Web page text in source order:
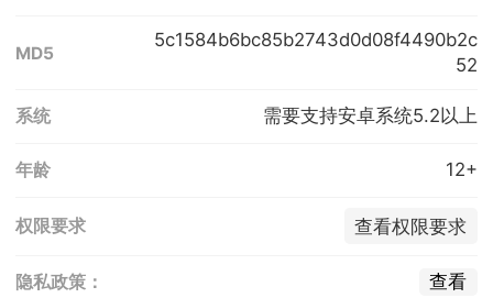
MD5
5c1584b6bc85b2743d0d08f4490b2c
52
系统 需要支持安卓系统5.2以上
年龄 12+
权限要求 查看权限要求
隐私政策： 查看